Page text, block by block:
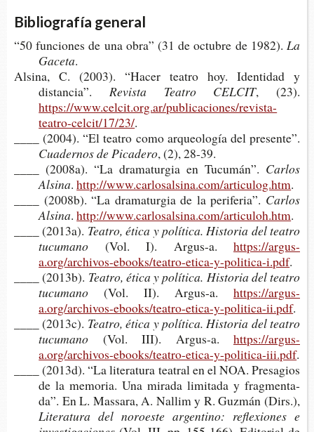
Bibliografía general
“50 fun­cio­nes de una obra” (31 de octu­bre de 1982). La
Gaceta.
Alsi­na, C. (2003). “Hacer tea­tro hoy. Iden­ti­dad y
distancia”. Revis­ta Tea­tro CELCIT, (23).
https://www.celcit.org.ar/publicaciones/revista-
teatro-celcit/17/23/.
____ (2004). “El tea­tro como arqueo­lo­gía del presente”.
Cua­der­nos de Picadero, (2), 28-39.
____ (2008a). “La dra­ma­tur­gia en Tucumán”. Car­los
Alsina.http://www.carlosalsina.com/articulog.htm.
____ (2008b). “La dra­ma­tur­gia de la periferia”. Car­los
Alsina.http://www.carlosalsina.com/articuloh.htm.
____ (2013a). Tea­tro, ética y polí­ti­ca. His­to­ria del tea­tro
tucumano (Vol. I). Argus-a. https://argus-
a.org/archivos-ebooks/teatro-etica-y-politica-i.pdf.
____ (2013b). Tea­tro, ética y polí­ti­ca. His­to­ria del tea­tro
tucumano(Vol. II). Argus-a. https://argus-
a.org/archivos-ebooks/teatro-etica-y-politica-ii.pdf.
____ (2013c). Tea­tro, ética y polí­ti­ca. His­to­ria del tea­tro
tucumano (Vol. III). Argus-a. https://argus-
a.org/archivos-ebooks/teatro-etica-y-politica-iii.pdf.
____ (2013d). “La lite­ra­tu­ra tea­tral en el NOA. Pre­sa­gios
de la memo­ria. Una mira­da limi­ta­da y frag­men­ta­
da”. En L. Mas­sa­ra, A. Nallim y R. Guz­mán (Dirs.),
Lite­ra­tu­ra del noroes­te argen­tino: refle­xio­nes e